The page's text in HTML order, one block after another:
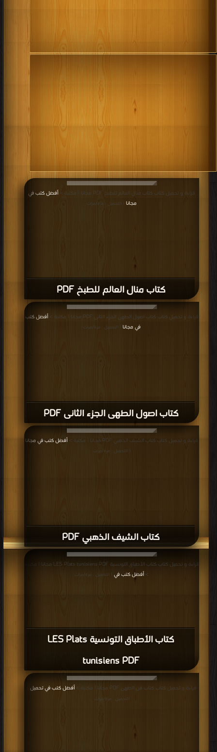
كتاب منال العالم للطبخ PDF
قراءة و تحميل كتاب كتاب منال العالم للطبخ PDF مجانا | مكتبة >
أفضل كتب في
مجانا | التحميل : مرة/مرات
كتاب اصول الطهى الجزء الثانى PDF
قراءة و تحميل كتاب كتاب اصول الطهى الجزء الثانى PDF مجانا | مكتبة >
أفضل كتب
في مجانا | التحميل : مرة/مرات
كتاب الشيف الذهبي PDF
قراءة و تحميل كتاب كتاب الشيف الذهبي PDF مجانا | مكتبة > أفضل كتب في مجانا
| التحميل : مرة/مرات
كتاب الأطباق التونسية LES Plats
tunisiens PDF
قراءة و تحميل كتاب كتاب الأطباق التونسية LES Plats tunisiens PDF مجانا | مكتبة
>أفضل كتب في | التحميل : مرة/مرات
قراءة و تحميل كتاب كتاب فن الطهى PDF مجانا | مكتبة > أفضل كتب في تحميل
التحميل : مرة/مرات